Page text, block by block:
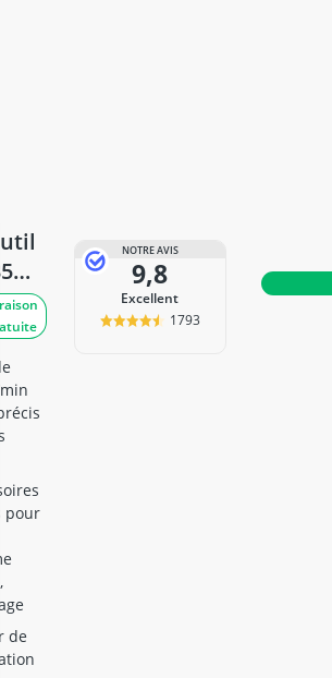
l'air
pour
de
NOTRE AVIS
9,8
Excellent
1793